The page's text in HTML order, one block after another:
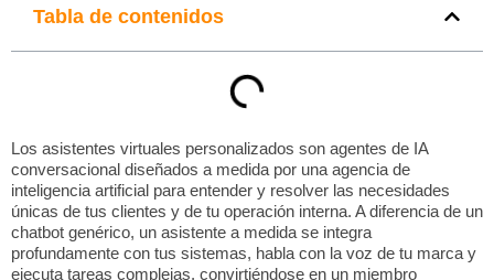
Tabla de contenidos
Los asistentes virtuales personalizados son agentes de IA
conversacional diseñados a medida por una agencia de
inteligencia artificial para entender y resolver las necesidades
únicas de tus clientes y de tu operación interna. A diferencia de un
chatbot genérico, un asistente a medida se integra
profundamente con tus sistemas, habla con la voz de tu marca y
ejecuta tareas complejas, convirtiéndose en un miembro